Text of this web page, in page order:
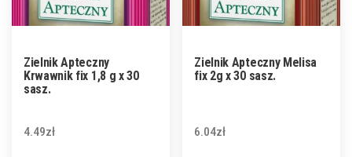
Zielnik Apteczny
Krwawnik fix 1,8 g x 30
sasz.
4.49zł
Zielnik Apteczny Melisa
fix 2g x 30 sasz.
6.04zł